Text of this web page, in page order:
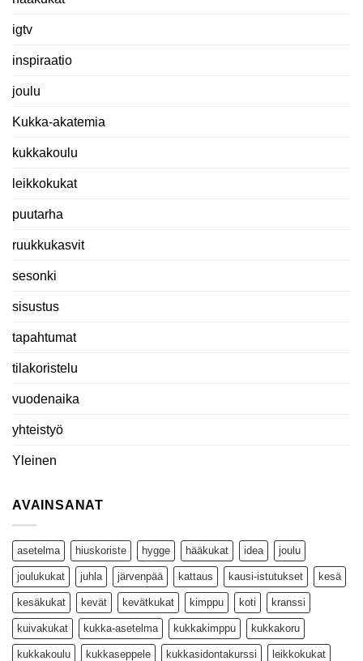
igtv
inspiraatio
joulu
Kukka-akatemia
kukkakoulu
leikkokukat
puutarha
ruukkukasvit
sesonki
sisustus
tapahtumat
tilakoristelu
vuodenaika
yhteistyö
Yleinen
AVAINSANAT
asetelma hiuskoriste hygge hääkukat idea joulu
joulukukat juhla järvenpää kattaus kausi-istutukset kesä
kesäkukat kevät kevätkukat kimppu koti kranssi
kuivakukat kukka-asetelma kukkakimppu kukkakoru
kukkakoulu kukkaseppele kukkasidontakurssi leikkokukat